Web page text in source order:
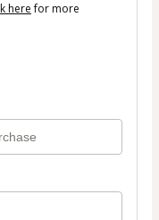
herefor more